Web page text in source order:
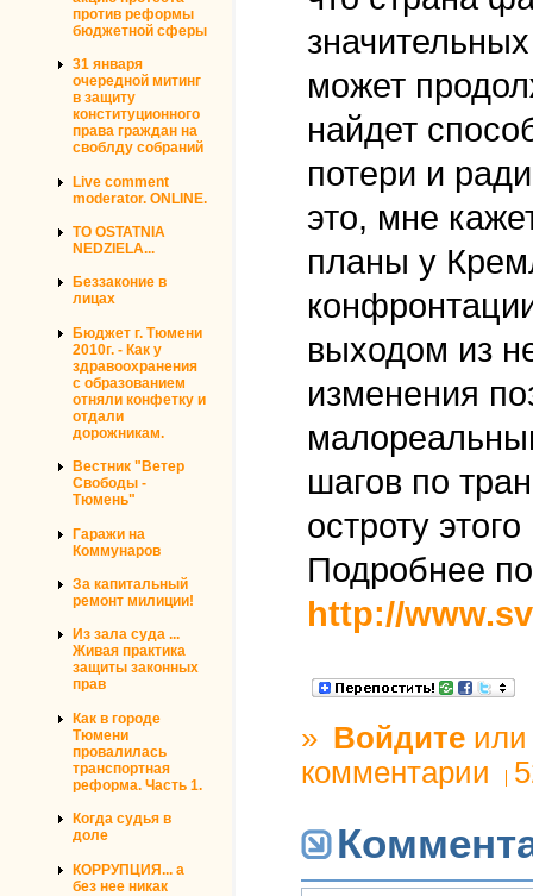
против реформы
бюджетной сферы
31 января
очередной митинг
в защиту
конституционного
права граждан на
своблду собраний
Live comment
moderator. ONLINE.
TO OSTATNIA
NEDZIELA...
Беззаконие в
лицах
Бюджет г. Тюмени
2010г. - Как у
здравоохранения
с образованием
отняли конфетку и
отдали
дорожникам.
Вестник "Ветер
Свободы -
Тюмень"
Гаражи на
Коммунаров
За капитальный
ремонт милиции!
Из зала суда ...
Живая практика
защиты законных
прав
Как в городе
Тюмени
провалилась
транспортная
реформа. Часть 1.
Когда судья в
доле
КОРРУПЦИЯ... а
без нее никак
может
найдет
потери и
это, мне
планы у
выходом из
изменения
шагов по
остроту
Подробнее
http://
» Войдите
комментарии